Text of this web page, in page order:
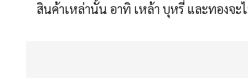
สินค้าเหล่านั้น อาทิ เหล้า บุหรี่ และทองจะไ